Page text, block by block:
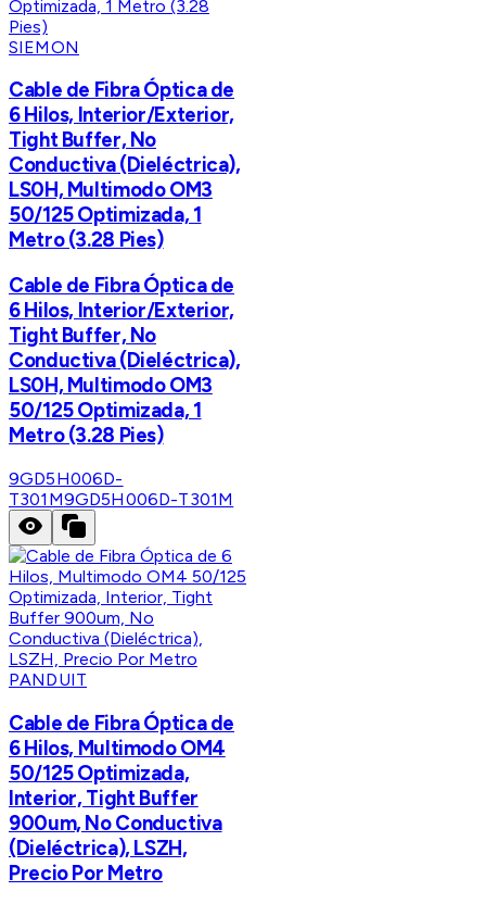
SIEMON
Cable de Fibra Óptica de
6 Hilos, Interior/Exterior,
Tight Buffer, No
Conductiva (Dieléctrica),
LS0H, Multimodo OM3
50/125 Optimizada, 1
Metro (3.28 Pies)
Cable de Fibra Óptica de
6 Hilos, Interior/Exterior,
Tight Buffer, No
Conductiva (Dieléctrica),
LS0H, Multimodo OM3
50/125 Optimizada, 1
Metro (3.28 Pies)
9GD5H006D-
T301M9GD5H006D-T301M
PANDUIT
Cable de Fibra Óptica de
6 Hilos, Multimodo OM4
50/125 Optimizada,
Interior, Tight Buffer
900um, No Conductiva
(Dieléctrica), LSZH,
Precio Por Metro